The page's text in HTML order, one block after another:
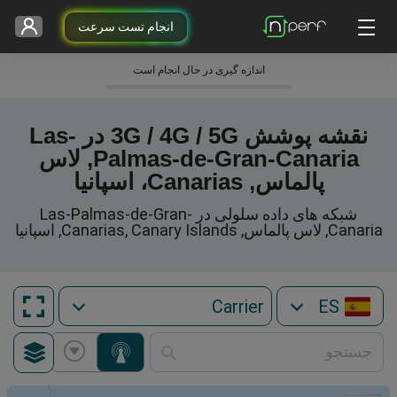
انجام تست سرعت
اندازه گیری در حال انجام است
نقشه پوشش 3G / 4G / 5G در Las-
Palmas-de-Gran-Canaria, لاس
پالماس, Canarias، اسپانیا
شبکه های داده سلولی در Las-Palmas-de-Gran-
Canaria, لاس پالماس, Canarias, Canary Islands, اسپانیا
ES